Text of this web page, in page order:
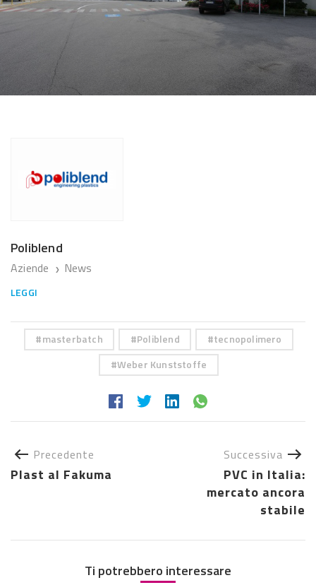
Poliblend
Aziende ❯ News
LEGGI
masterbatch Poliblend
tecnopolimero
Weber Kunststoffe
Precedente
Plast al Fakuma
Successiva
PVC in Italia:
mercato ancora
stabile
Ti potrebbero interessare